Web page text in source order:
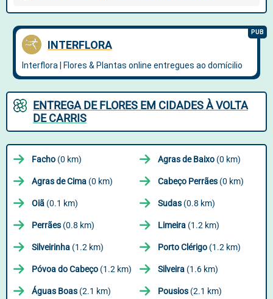
ENTREGA DE FLORES EM CIDADES À VOLTA
DE CARRIS
Facho (0 km) Agras de Baixo (0 km)
Agras de Cima (0 km) Cabeço Perrães (0 km)
Oiã (0.1 km) Sudas (0.8 km)
Perrães (0.8 km) Limeira (1.2 km)
Silveirinha (1.2 km) Porto Clérigo (1.2 km)
Póvoa do Cabeço (1.2 km) Silveira (1.6 km)
Águas Boas (2.1 km) Pousios (2.1 km)